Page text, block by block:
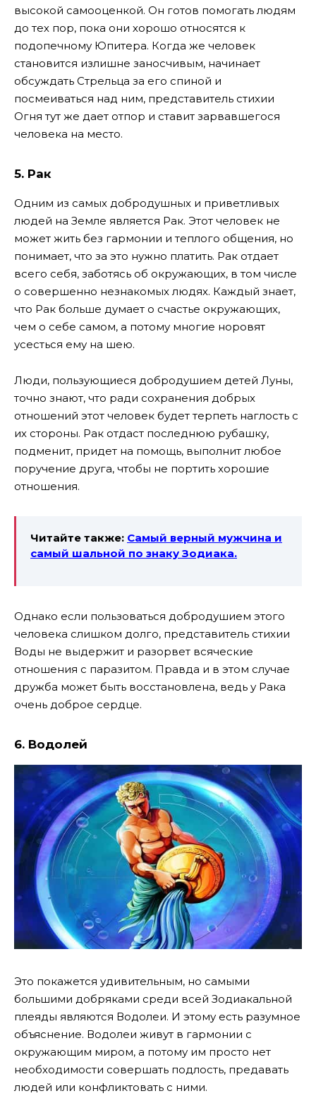
высокой самооценкой. Он готов помогать людям
до тех пор, пока они хорошо относятся к
подопечному Юпитера. Когда же человек
становится излишне заносчивым, начинает
обсуждать Стрельца за его спиной и
посмеиваться над ним, представитель стихии
Огня тут же дает отпор и ставит зарвавшегося
человека на место.
5. Рак
Одним из самых добродушных и приветливых
людей на Земле является Рак. Этот человек не
может жить без гармонии и теплого общения, но
понимает, что за это нужно платить. Рак отдает
всего себя, заботясь об окружающих, в том числе
о совершенно незнакомых людях. Каждый знает,
что Рак больше думает о счастье окружающих,
чем о себе самом, а потому многие норовят
усесться ему на шею.
Люди, пользующиеся добродушием детей Луны,
точно знают, что ради сохранения добрых
отношений этот человек будет терпеть наглость с
их стороны. Рак отдаст последнюю рубашку,
подменит, придет на помощь, выполнит любое
поручение друга, чтобы не портить хорошие
отношения.
Читайте также: Самый верный мужчина и
самый шальной по знаку Зодиака.
Однако если пользоваться добродушием этого
человека слишком долго, представитель стихии
Воды не выдержит и разорвет всяческие
отношения с паразитом. Правда и в этом случае
дружба может быть восстановлена, ведь у Рака
очень доброе сердце.
6. Водолей
Это покажется удивительным, но самыми
большими добряками среди всей Зодиакальной
плеяды являются Водолеи. И этому есть разумное
объяснение. Водолеи живут в гармонии с
окружающим миром, а потому им просто нет
необходимости совершать подлость, предавать
людей или конфликтовать с ними.